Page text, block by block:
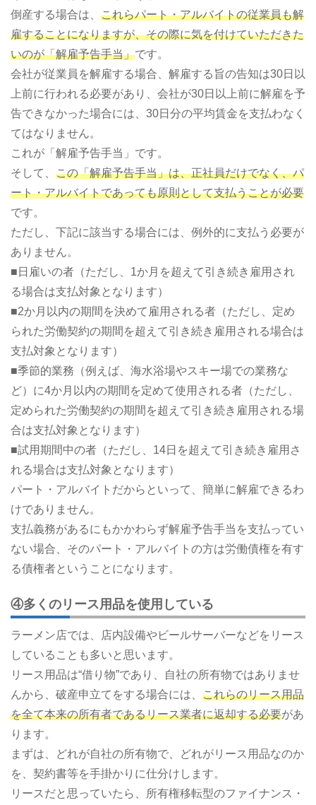
倒産する場合は、 これらパート・アルバイトの従業員も解
雇することになりますが、その際に気を付けていただきた
いのが「解雇予告手当」です。
会社が従業員を解雇する場合、解雇する旨の告知は30日以
上前に行われる必要があり、会社が30日以上前に解雇を予
告できなかった場合には、30日分の平均賃金を支払わなく
てはなりません。
これが「解雇予告手当」です。
そして、 この「解雇予告手当」は、正社員だけでなく、パ
ート・アルバイトであっても原則として支払うことが必要
です。
ただし、下記に該当する場合には、例外的に支払う必要が
ありません。
■日雇いの者（ただし、1か月を超えて引き続き雇用され
る場合は支払対象となります）
■2か月以内の期間を決めて雇用される者（ただし、定め
られた労働契約の期間を超えて引き続き雇用される場合は
支払対象となります）
■季節的業務（例えば、海水浴場やスキー場での業務な
ど）に4か月以内の期間を定めて使用される者（ただし、
定められた労働契約の期間を超えて引き続き雇用される場
合は支払対象となります）
■試用期間中の者（ただし、14日を超えて引き続き雇用さ
れる場合は支払対象となります）
パート・アルバイトだからといって、簡単に解雇できるわ
けでありません。
支払義務があるにもかかわらず解雇予告手当を支払ってい
ない場合、そのパート・アルバイトの方は労働債権を有す
る債権者ということになります。
④多くのリース用品を使用している
ラーメン店では、店内設備やビールサーバーなどをリース
していることも多いと思います。
リース用品は“借り物”であり、自社の所有物ではありませ
んから、破産申立てをする場合には、 これらのリース用品
を全て本来の所有者であるリース業者に返却する必要があ
ります。
まずは、どれが自社の所有物で、どれがリース用品なのか
を、契約書等を手掛かりに仕分けします。
リースだと思っていたら、所有権移転型のファイナンス・